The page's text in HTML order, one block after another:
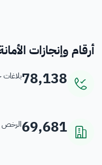
أرقام وإنجازات الأمانة
78,138بلاغات
69,681الرخص